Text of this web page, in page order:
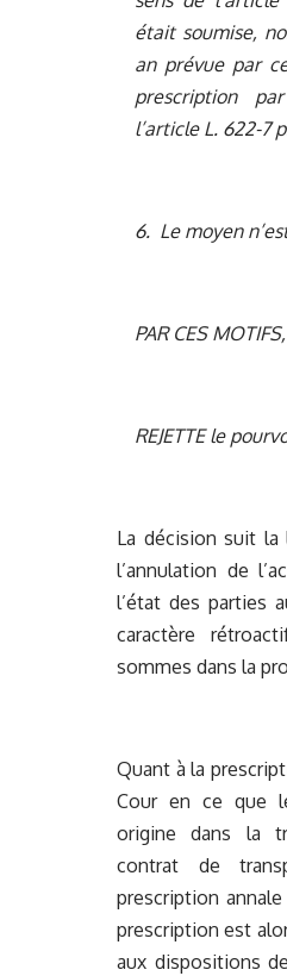
était soumise,
an prévue par
prescription
l’article L. 622-7
6. Le moyen
PAR CES
REJETTE le
La décision suit la
l’annulation de
l’état des parties
caractère
sommes dans la
Quant à la
Cour en ce que
origine dans la
contrat de
prescription annale
prescription est
aux dispositions